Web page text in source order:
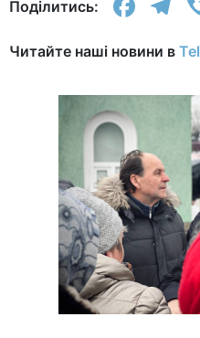
Поділитись:
Читайте наші новини в